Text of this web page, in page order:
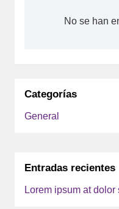
No se han
Categorías
General
Entradas recientes
Lorem ipsum at dolor